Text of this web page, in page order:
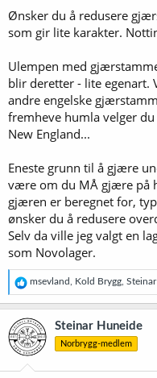
Ønsker du å redusere
som gir lite karakter.
Ulempen med
blir deretter - lite egenart.
andre engelske
fremheve humla velger
New England...
Eneste grunn til å gjære
være om du MÅ gjære på
gjæren er beregnet for,
ønsker du å redusere
Selv da ville jeg valgt en
som Novolager.
R
e
a
k
s
j
o
msevland Kold Brygg
Steinar Huneide
Norbrygg-medlem